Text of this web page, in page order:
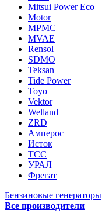
Mitsui Power Eco
Motor
MPMC
MVAE
Rensol
SDMO
Teksan
Tide Power
Toyo
Vektor
Welland
ZRD
Амперос
Исток
ТСС
УРАЛ
Фрегат
Бензиновые генераторы
Все производители